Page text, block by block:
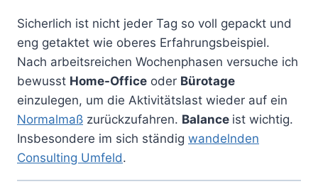
Sicherlich ist nicht jeder Tag so voll gepackt und
eng getaktet wie oberes Erfahrungsbeispiel.
Nach arbeitsreichen Wochenphasen versuche ich
bewusst Home-Office oder Bürotage
einzulegen, um die Aktivitätslast wieder auf ein
Normalmaß zurückzufahren. Balance ist wichtig.
Insbesondere im sich ständig wandelnden
Consulting Umfeld.